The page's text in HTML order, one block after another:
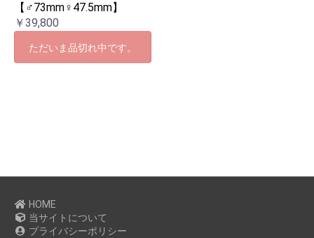
【♂73mm♀47.5mm】
￥39,800
ただいま品切れ中です。
HOME
当サイトについて
プライバシーポリシー